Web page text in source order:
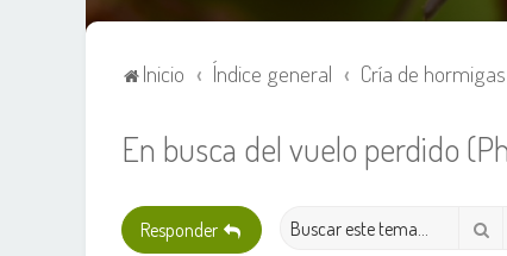
Inicio Índice general Cría de hormigas
En busca del vuelo perdido
Responder